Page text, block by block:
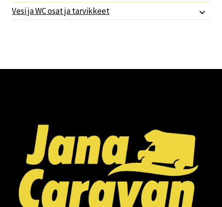
Vesi ja WC osat ja tarvikkeet